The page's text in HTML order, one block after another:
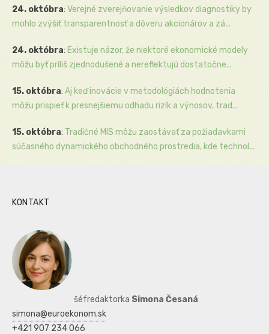
24. októbra: Verejné zverejňovanie výsledkov diagnostiky by
mohlo zvýšiť transparentnosť a dôveru akcionárov a zá...
24. októbra: Existuje názor, že niektoré ekonomické modely
môžu byť príliš zjednodušené a nereflektujú dostatočne...
15. októbra: Aj keď inovácie v metodológiách hodnotenia
môžu prispieť k presnejšiemu odhadu rizík a výnosov, trad...
15. októbra: Tradičné MIS môžu zaostávať za požiadavkami
súčasného dynamického obchodného prostredia, kde technol...
KONTAKT
šéfredaktorka Simona Česaná
simona@euroekonom.sk
+421 907 234 066